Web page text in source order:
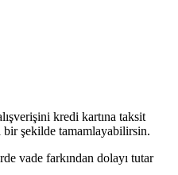
kredi kartına taksit
bir şekilde tamamlayabilirsin.
vade farkından dolayı tutar